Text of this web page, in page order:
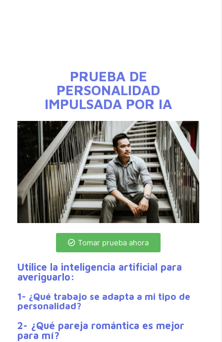
PRUEBA DE
PERSONALIDAD
IMPULSADA POR IA
Tomar prueba ahora
Utilice la inteligencia artificial para
averiguarlo:
1- ¿Qué trabajo se adapta a mi tipo de
personalidad?
2- ¿Qué pareja romántica es mejor
para mí?